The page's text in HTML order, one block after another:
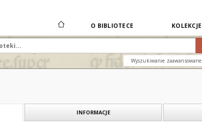
O BIBLIOTECE KOLEKCJE
Wyszukiwanie zaawansowane
INFORMACJE